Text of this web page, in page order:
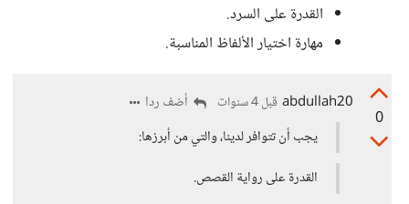
القدرة على السرد.
مهارة اختيار الألفاظ المناسبة.
0
abdullah20 قبل 4 سنوات
أضف ردا
يجب أن تتوافر لدينا، والتي من أبرزها:
القدرة على رواية القصص.